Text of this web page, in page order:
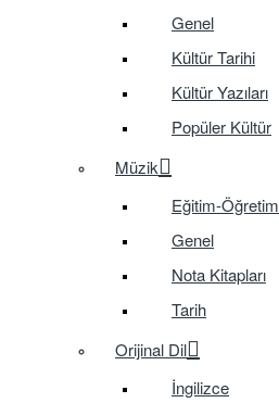
Genel
Kültür Tarihi
Kültür Yazıları
Popüler Kültür
Müzik
Eğitim-Öğretim
Genel
Nota Kitapları
Tarih
Orijinal Dil
İngilizce